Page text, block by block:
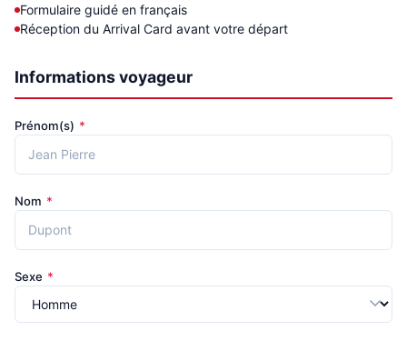
Formulaire guidé en français
Réception du Arrival Card avant votre départ
Informations voyageur
Prénom(s) *
Nom *
Sexe *